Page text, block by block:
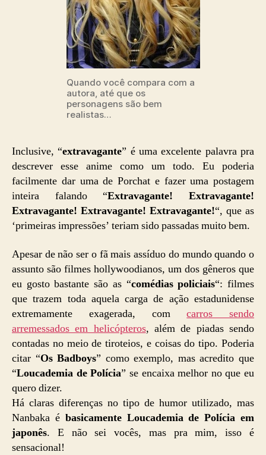
Quando você compara com a
autora, até que os
personagens são bem
realistas…
Inclusive, “extravagante” é uma excelente palavra pra
descrever esse anime como um todo. Eu poderia
facilmente dar uma de Porchat e fazer uma postagem
inteira falando “Extravagante! Extravagante!
Extravagante! Extravagante! Extravagante!“, que as
‘primeiras impressões’ teriam sido passadas muito bem.
Apesar de não ser o fã mais assíduo do mundo quando o
assunto são filmes hollywoodianos, um dos gêneros que
eu gosto bastante são as “comédias policiais“: filmes
que trazem toda aquela carga de ação estadunidense
extremamente exagerada, comcarros sendo
arremessados em helicópteros, além de piadas sendo
contadas no meio de tiroteios, e coisas do tipo. Poderia
citar “Os Badboys” como exemplo, mas acredito que
“Loucademia de Polícia” se encaixa melhor no que eu
quero dizer.
Há claras diferenças no tipo de humor utilizado, mas
Nanbaka é basicamente Loucademia de Polícia em
japonês. E não sei vocês, mas pra mim, isso é
sensacional!